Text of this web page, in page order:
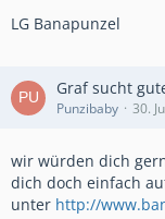
LG Banapunzel
Graf sucht
Punzibaby 30.
wir würden dich
dich doch einfach
unter http://